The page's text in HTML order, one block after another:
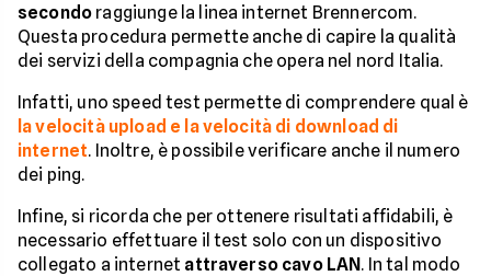
secondo raggiunge la linea internet Brennercom.
Questa procedura permette anche di capire la qualità
dei servizi della compagnia che opera nel nord Italia.
Infatti, uno speed test permette di comprendere qual è
la velocità upload e la velocità di download di
internet. Inoltre, è possibile verificare anche il numero
dei ping.
Infine, si ricorda che per ottenere risultati affidabili, è
necessario effettuare il test solo con un dispositivo
collegato a internet attraverso cavo LAN. In tal modo